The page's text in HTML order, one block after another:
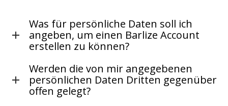
Was für persönliche Daten soll ich
angeben, um einen Barlize Account
erstellen zu können?
Werden die von mir angegebenen
persönlichen Daten Dritten gegenüber
offen gelegt?